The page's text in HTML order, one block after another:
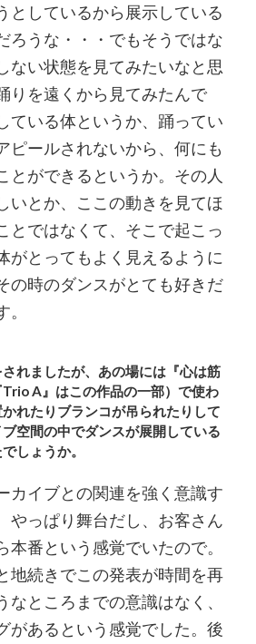
としているから展示している
ろうな・・・でもそうではな
ない状態を見てみたいなと思
りを遠くから見てみたんで
ている体というか、踊ってい
ピールされないから、何にも
とができるというか。その人
いとか、ここの動きを見てほ
とではなくて、そこで起こっ
がとってもよく見えるように
の時のダンスがとても好きだ
れましたが、あの場には『心は筋
A』はこの作品の一部）で使わ
れたりブランコが吊られたりして
空間の中でダンスが展開している
しょうか。
カイブとの関連を強く意識す
やっぱり舞台だし、お客さん
本番という感覚でいたので。
地続きでこの発表が時間を再
なところまでの意識はなく、
があるという感覚でした。後